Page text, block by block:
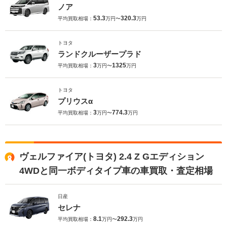
ノア
平均買取相場： 53.3万円〜320.3万円
トヨタ
ランドクルーザープラド
平均買取相場： 3万円〜1325万円
トヨタ
プリウスα
平均買取相場： 3万円〜774.3万円
ヴェルファイア(トヨタ) 2.4 Z Gエディション
4WDと同一ボディタイプ車の車買取・査定相場
日産
セレナ
平均買取相場： 8.1万円〜292.3万円